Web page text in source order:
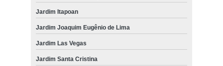
Jardim Itapoan
Jardim Joaquim Eugênio de Lima
Jardim Las Vegas
Jardim Santa Cristina